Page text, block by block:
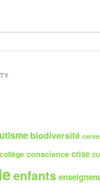
biodiversité
collège conscience crise
enfants